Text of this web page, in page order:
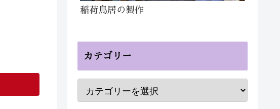
稲荷鳥居の製作
カテゴリー